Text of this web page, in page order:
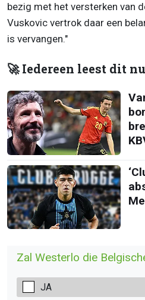
bezig met het versterken van
Vuskovic vertrok daar een
is vervangen."
🚀 Iedereen leest dit
Zal Westerlo die
JA